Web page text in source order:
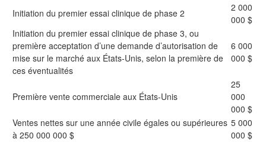
Initiation du premier essai clinique de phase 2
2 000
000 $
Initiation du premier essai clinique de phase 3, ou
première acceptation d’une demande d’autorisation de
mise sur le marché aux États-Unis, selon la première de
ces éventualités
6 000
000 $
Première vente commerciale aux États-Unis
25
000
000 $
Ventes nettes sur une année civile égales ou supérieures
à 250 000 000 $
5 000
000 $